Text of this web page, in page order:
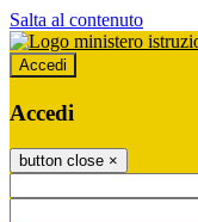
Salta al contenuto
Accedi
Accedi
button close ×